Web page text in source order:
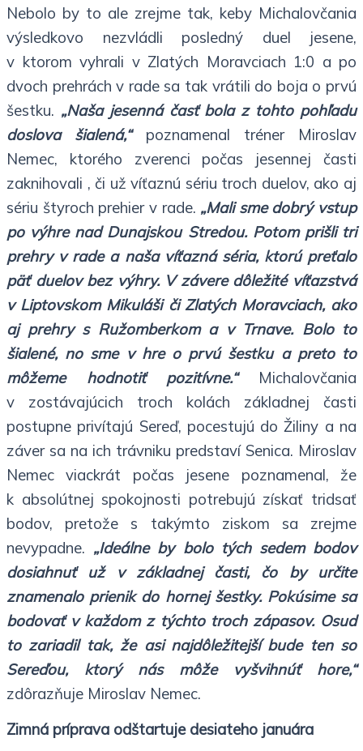
Nebolo by to ale zrejme tak, keby Michalovčania
výsledkovo nezvládli posledný duel jesene,
v ktorom vyhrali v Zlatých Moravciach 1:0 a po
dvoch prehrách v rade sa tak vrátili do boja o prvú
šestku. „Naša jesenná časť bola z tohto pohľadu
doslova šialená,“poznamenal tréner Miroslav
Nemec, ktorého zverenci počas jesennej časti
zaknihovali , či už víťaznú sériu troch duelov, ako aj
sériu štyroch prehier v rade. „Mali sme dobrý vstup
po výhre nad Dunajskou Stredou. Potom prišli tri
prehry v rade a naša víťazná séria, ktorú preťalo
päť duelov bez výhry. V závere dôležité víťazstvá
v Liptovskom Mikuláši či Zlatých Moravciach, ako
aj prehry s Ružomberkom a v Trnave. Bolo to
šialené, no sme v hre o prvú šestku a preto to
môžeme hodnotiť pozitívne.“ Michalovčania
v zostávajúcich troch kolách základnej časti
postupne privítajú Sereď, pocestujú do Žiliny a na
záver sa na ich trávniku predstaví Senica. Miroslav
Nemec viackrát počas jesene poznamenal, že
k absolútnej spokojnosti potrebujú získať tridsať
bodov, pretože s takýmto ziskom sa zrejme
nevypadne. „Ideálne by bolo tých sedem bodov
dosiahnuť už v základnej časti, čo by určite
znamenalo prienik do hornej šestky. Pokúsime sa
bodovať v každom z týchto troch zápasov. Osud
to zariadil tak, že asi najdôležitejší bude ten so
Sereďou, ktorý nás môže vyšvihnúť hore,“
zdôrazňuje Miroslav Nemec.
Zimná príprava odštartuje desiateho januára